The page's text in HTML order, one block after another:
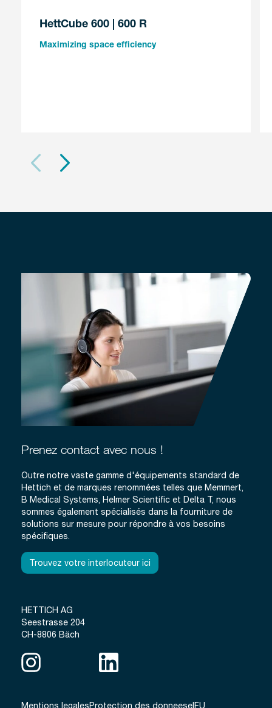
HettCube 600 | 600 R
Maximizing space efficiency
Prenez contact avec nous !
Outre notre vaste gamme d'équipements standard de
Hettich et de marques renommées telles que Memmert,
B Medical Systems, Helmer Scientific et Delta T, nous
sommes également spécialisés dans la fourniture de
solutions sur mesure pour répondre à vos besoins
spécifiques.
Trouvez votre interlocuteur ici
HETTICH AG
Seestrasse 204
CH-8806 Bäch
Mentions legalesProtection des donneeseIFU